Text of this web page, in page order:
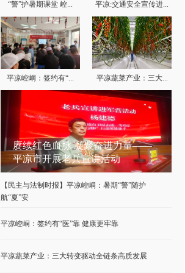
“警”护暑期课堂 崆... 平凉:交通安全宣传进...
平凉崆峒：签约有“... 平凉蔬菜产业：三大...
新闻资讯
赓续红色血脉 凝聚奋进力量——
平凉市开展老兵宣讲活动
【民主与法制时报】平凉崆峒：暑期“警”随护
航“夏”安
平凉崆峒：签约有“医”靠 健康更牢靠
平凉蔬菜产业：三大转变驱动全链条高质发展